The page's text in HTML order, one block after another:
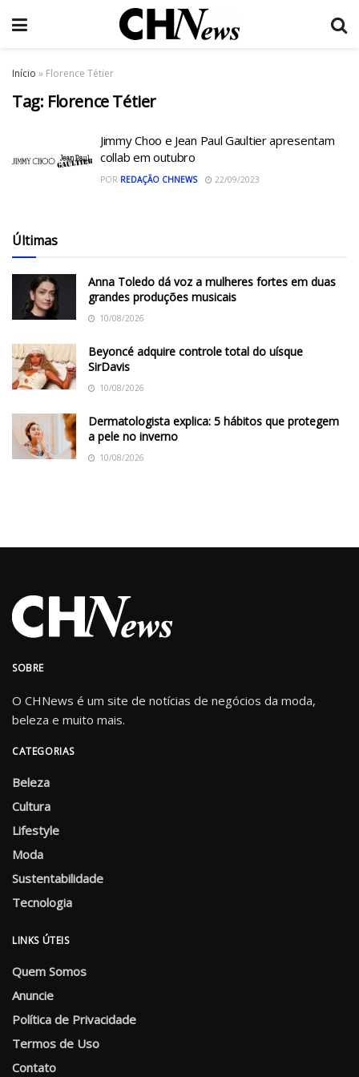
Início » Florence Tétier
Tag: Florence Tétier
Jimmy Choo e Jean Paul Gaultier apresentam
collab em outubro
POR REDAÇÃO CHNEWS 22/09/2023
Últimas
Anna Toledo dá voz a mulheres fortes em duas
grandes produções musicais
10/08/2026
Beyoncé adquire controle total do uísque
SirDavis
10/08/2026
Dermatologista explica: 5 hábitos que protegem
a pele no inverno
10/08/2026
SOBRE
O CHNews é um site de notícias de negócios da moda,
beleza e muito mais.
CATEGORIAS
Beleza
Cultura
Lifestyle
Moda
Sustentabilidade
Tecnologia
LINKS ÚTEIS
Quem Somos
Anuncie
Política de Privacidade
Termos de Uso
Contato